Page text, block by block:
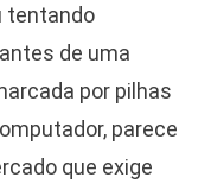
tentando
de uma
por pilhas
parece
que exige